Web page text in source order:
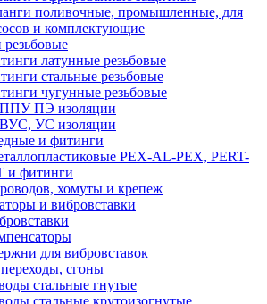
поливочные, промышленные, для
и комплектующие
латунные резьбовые
стальные резьбовые
чугунные резьбовые
ПЭ изоляции
УС изоляции
и фитинги
PEX-AL-PEX, PERT-
и фитинги
хомуты и крепеж
и вибровставки
для вибровставок
сгоны
стальные гнутые
стальные крутоизогнутые